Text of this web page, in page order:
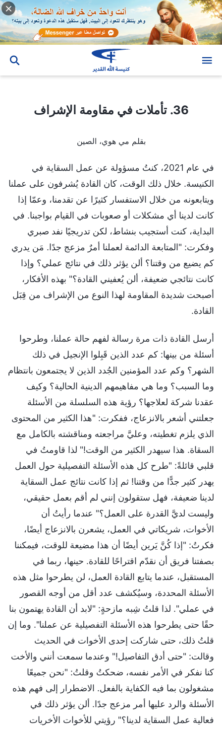
36. تأملات في مقاومة الإشراف
بقلم مي هوي، الصين
في عام 2021، كنتُ مسؤولة عن عمل السقاية في
الكنيسة. خلال ذلك الوقت، كان القادة يُشرفون على عملنا
ويتابعونه من خلال الاستفسار كثيرًا عن تقدمنا، وعمّا إذا
كانت لدينا أي مشكلات أو صعوبات في القيام بواجبنا. في
البداية، كنت أستجيب بنشاط، لكن تدريجيًا نفد صبري
وفكرت: "المتابعة الدائمة لعملنا أمرٌ مزعج جدًا. مَن يدري
كم يضيع من وقتنا؟ ألن يؤثر ذلك في نتائج عملي؟ وإذا
كانت نتائجي ضعيفة، ألن يُعفيني القادة؟" بهذه الأفكار،
أصبحت شديدة المقاومة لهذا النوع من الإشراف من قِبَل
القادة.
أرسل القادة ذات مرة رسالة لفهم حالة عملنا، وطرحوا
أسئلة من بينها: كم عدد الذين قَبِلوا الإنجيل في ذلك
الشهر؟ وكم عدد المؤمنين الجُدد الذين لا يجتمعون بانتظام
وما السبب؟ وما هي مفاهيمهم الدينية الحالية؟ وكيف
عقدنا شركة لعلاجها؟ رؤية هذه السلسلة من الأسئلة
جعلتني أشعر بالانزعاج، ففكرت: "هذا الكثير من المحتوى
الذي يلزم تغطيته، وعليَّ مراجعته ومناقشته بالكامل مع
السقاة. هذا سيهدر الكثير من الوقت!" لذا قاومتُ في
قلبي قائلةً: "طرح كل هذه الأسئلة التفصيلية حول العمل
يهدر كثير جدًّا من وقتنا! ثم إذا كانت نتائج عمل السقاية
لدينا ضعيفة، فهل ستقولون إنني لم أقم بعمل حقيقي،
وليست لديَّ القدرة على العمل؟" عندما رأيتُ أن
الأخوات، شريكاتي في العمل، يشعرن بالانزعاج أيضًا،
فكرتُ: "إذا كُنَّ يَرين أيضًا أن هذا مضيعة للوقت، فيمكننا
بصفتنا فريق أن نقدّم اقتراحًا للقادة. حينها، ربما في
المستقبل، عندما يتابع القادة العمل، لن يطرحوا مثل هذه
الأسئلة المحددة، وسيُكشف عدد أقل من أوجه القصور
في عملي". لذا قلتُ شِبه مازحةٍ: "لابد أن القادة يهتمون بنا
حقًا حتى يطرحوا هذه الأسئلة التفصيلية عن عملنا". وما إن
قلتُ ذلك، حتى شاركت إحدى الأخوات في الحديث
وقالت: "حتى أدق التفاصيل!" وعندما سمعت أنني والأخت
كنا نفكر في الأمر نفسه، ضحكتُ وقلتُ: "نحن جميعًا
مشغولون بما فيه الكفاية بالفعل. الاضطرار إلى فهم هذه
الأسئلة والرد عليها أمر مزعج جدًا. ألن يؤثر ذلك في
فعالية عمل السقاية لدينا؟" رؤيتي للأخوات الأخريات